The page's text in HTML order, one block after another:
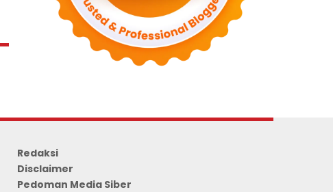
Redaksi
Disclaimer
Pedoman Media Siber